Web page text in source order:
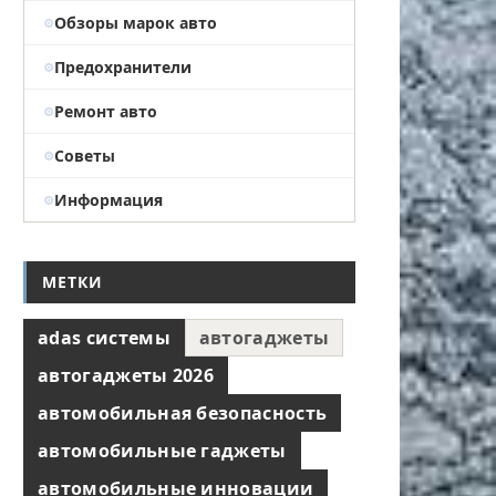
Обзоры марок авто
Предохранители
Ремонт авто
Советы
Информация
МЕТКИ
adas системы
автогаджеты
автогаджеты 2026
автомобильная безопасность
автомобильные гаджеты
автомобильные инновации